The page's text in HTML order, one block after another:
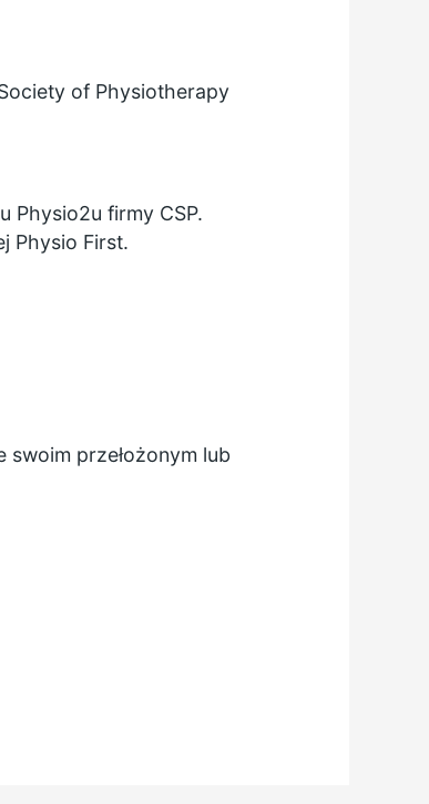
of Physiotherapy
Physio2u firmy CSP.
Physio First.
przełożonym lub